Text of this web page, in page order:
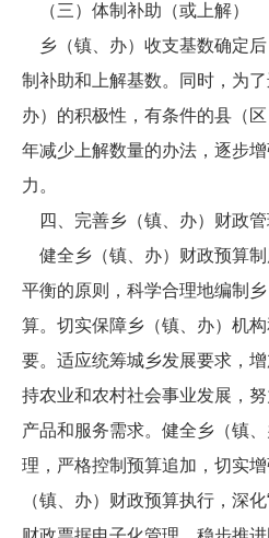
（三）体制补助（或上解）
乡（镇、办）收支基数确定
制补助和上解基数。同时，为了
办）的积极性，有条件的县（
年减少上解数量的办法，逐步
力。
四、完善乡（镇、办）财政
健全乡（镇、办）财政预算
平衡的原则，科学合理地编制
算。切实保障乡（镇、办）机
要。适应统筹城乡发展要求，
持农业和农村社会事业发展，
产品和服务需求。健全乡（镇
理，严格控制预算追加，切实
（镇、办）财政预算执行，深